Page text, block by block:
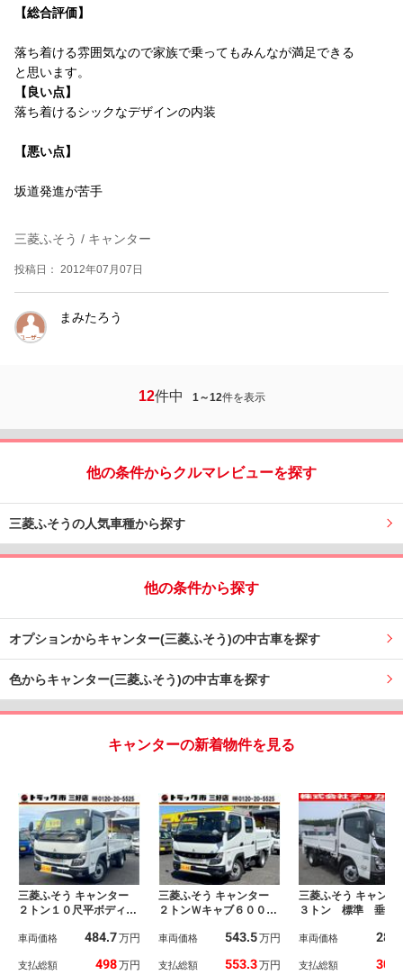
【総合評価】
落ち着ける雰囲気なので家族で乗ってもみんなが満足できる
と思います。
【良い点】
落ち着けるシックなデザインの内装
【悪い点】
坂道発進が苦手
三菱ふそう / キャンター
投稿日： 2012年07月07日
まみたろう
12件中 1～12件を表示
他の条件からクルマレビューを探す
三菱ふそうの人気車種から探す
他の条件から探す
オプションからキャンター(三菱ふそう)の中古車を探す
色からキャンター(三菱ふそう)の中古車を探す
キャンターの新着物件を見る
三菱ふそう キャンター
２トン１０尺平ボディ
車線逸脱警報 Ｂｌｕｅ
オ アクティブサイドガ
車両価格 484.7万円
支払総額 498万円
三菱ふそう キャンター
２トンＷキャブ６００Ｋ
荷台床鉄板貼り 衝突軽
報 リアヒーター付き
車両価格 543.5万円
支払総額 553.3万円
三菱ふそう キャンタ
３トン 標準 垂直
スタム 昇降６００
－３８ 床鉄板 床
車両価格 289
支払総額 304